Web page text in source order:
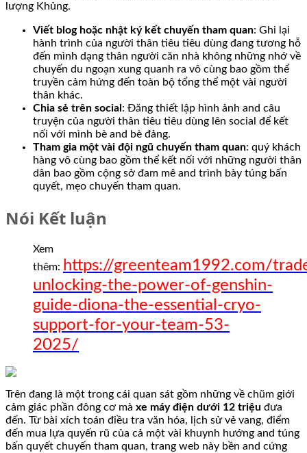
lượng Khủng.
Viết blog hoặc nhật ký kết chuyến tham quan: Ghi lại
hành trình của người thân tiêu tiêu dùng đang tương hỗ
đến mình dạng thân người căn nhà không những nhớ về
chuyến du ngoạn xung quanh ra vô cùng bao gồm thể
truyền cảm hứng đến toàn bộ tổng thể một vài người
thân khác.
Chia sẻ trên social : Đăng thiết lập hình ảnh and câu
truyện của người thân tiêu tiêu dùng lên social để kết
nối với mình bè and bè đảng.
Tham gia một vài đội ngũ chuyến tham quan: quý khách
hàng vô cùng bao gồm thể kết nối với những người thân
dân bao gồm cộng sở đam mê and trình bày túng bấn
quyết, mẹo chuyến tham quan.
Nói Kết luận
Xem
thêm: https://greenteam1992.com/
unlocking-the-power-of-genshin-
guide-diona-the-essential-cryo-
support-for-your-team-53-
2025/
Trên đang là một trong cái quan sát gồm những về chũm giới
cảm giác phần đông cơ mà xe máy điện dưới 12 triệu đưa
đến. Từ bài xích toán điều tra văn hóa, lịch sử vẻ vang, điểm
đến mua lựa quyến rũ của cả một vài khuynh hướng and túng
bấn quyết chuyến tham quan, trang web này bền and cứng